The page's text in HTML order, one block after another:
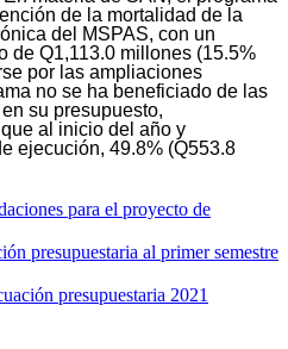
de la mortalidad de la
del MSPAS, con un
de Q1,113.0 millones (15.5%
por las ampliaciones
no se ha beneficiado de las
su presupuesto,
al inicio del año y
ejecución, 49.8% (Q553.8
para el proyecto de
presupuestaria al primer semestre
presupuestaria 2021